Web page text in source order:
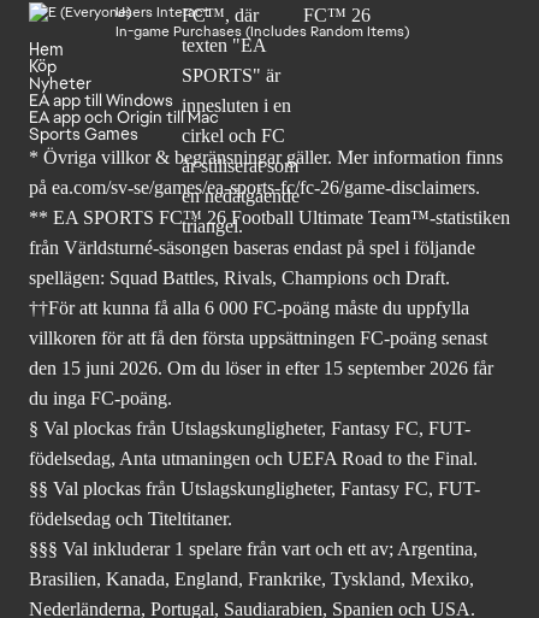
Users Interact
In-game Purchases (Includes Random Items)
Hem
Köp
Nyheter
EA app till Windows
EA app och Origin till Mac
Sports Games
* Övriga villkor & begränsningar gäller. Merinformation finns
på ea.com/sv-se/games/ea-sports-fc/fc-26/game-disclaimers.
** EA SPORTS FC™ 26 Football Ultimate Team™-statistiken
från Världsturné-säsongen baseras endast på spel i följande
spellägen: Squad Battles, Rivals, Champions och Draft.
††För att kunna få alla 6 000 FC-poäng måste du uppfylla
villkoren för att få den första uppsättningen FC-poäng senast
den 15 juni 2026. Om du löser in efter 15 september 2026 får
du inga FC-poäng.
§ Val plockas från Utslagskungligheter, Fantasy FC, FUT-
födelsedag, Anta utmaningen och UEFA Road to the Final.
§§ Val plockas från Utslagskungligheter, Fantasy FC, FUT-
födelsedag och Titeltitaner.
§§§ Val inkluderar 1 spelare från vart och ett av; Argentina,
Brasilien, Kanada, England, Frankrike, Tyskland, Mexiko,
Nederländerna, Portugal, Saudiarabien, Spanien och USA.